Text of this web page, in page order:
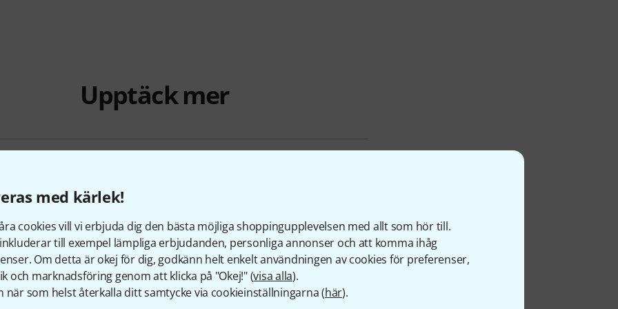
med kärlek!
cookies vill vi erbjuda dig den bästa möjliga shoppingupplevelsen med allt som hör till.
till exempel lämpliga erbjudanden, personliga annonser och att komma ihåg
Om detta är okej för dig, godkänn helt enkelt användningen av cookies för preferenser,
och marknadsföring genom att klicka på "Okej!" (visa alla).
när som helst återkalla ditt samtycke via cookieinställningarna (här).
Upptäck mer